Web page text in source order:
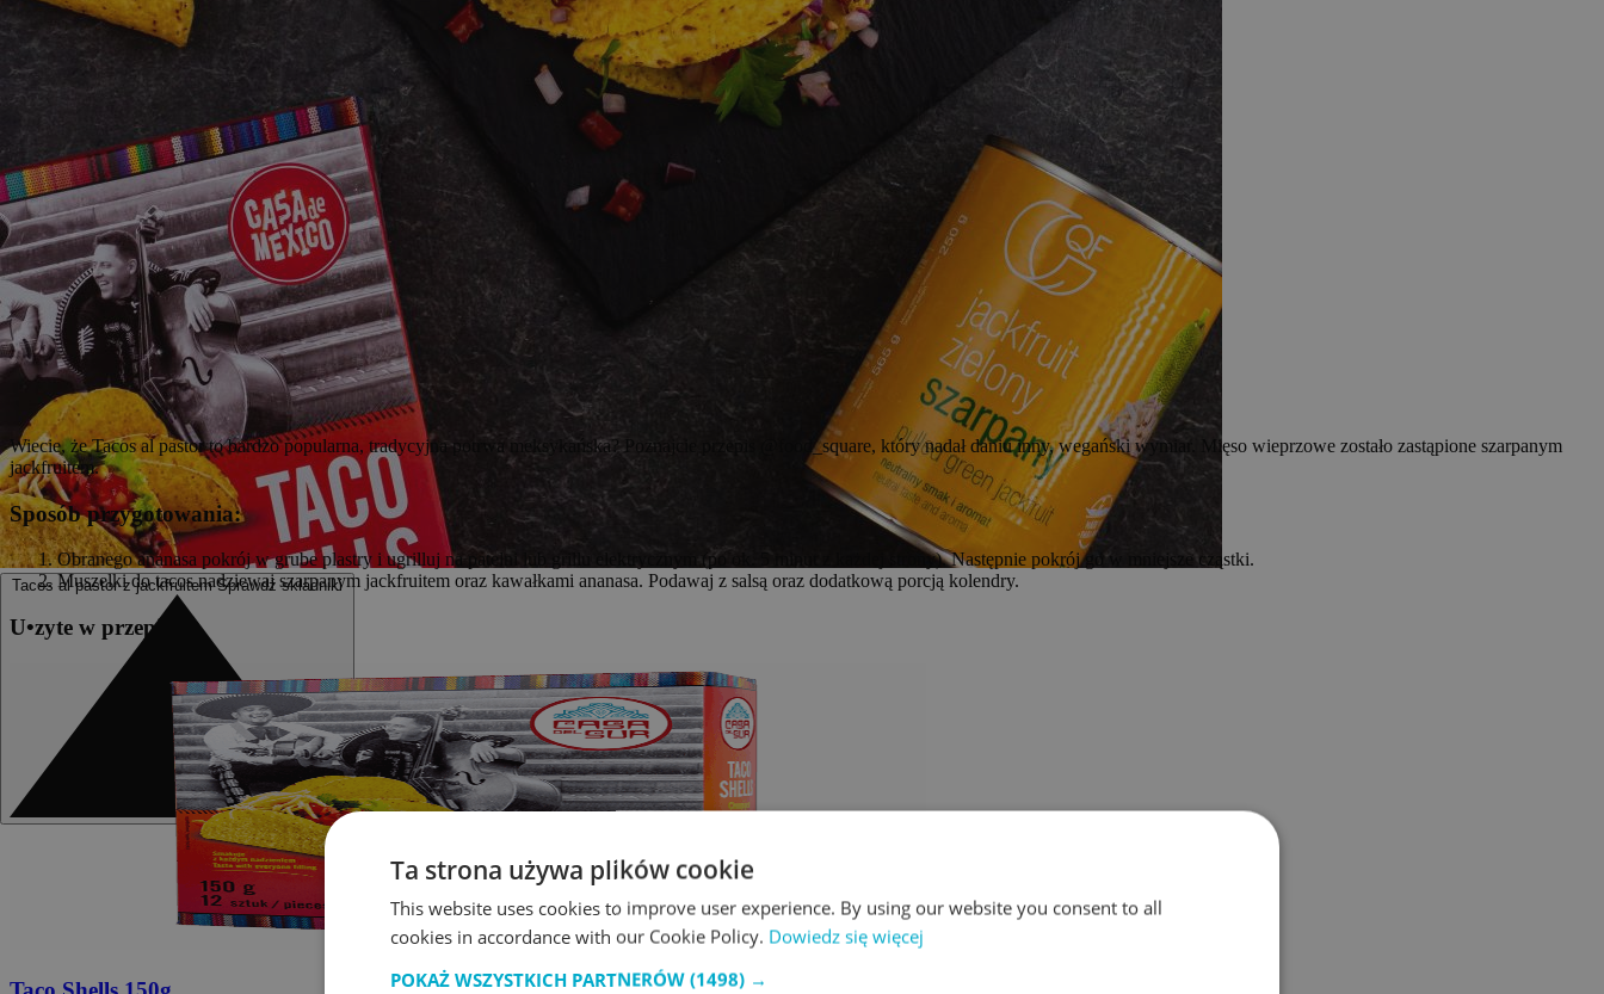
Tacos al pastor z jackfruitem Sprawdź składniki
Wiecie, że Tacos al pastor to bardzo popularna, tradycyjna potrwa meksykańska? Poznajcie przepis @food_square, który nadał daniu inny, wegański wymiar. Mięso wieprzowe zostało zastąpione szarpanym
jackfruitem.
Sposób przygotowania:
Obranego ananasa pokrój w grube plastry i ugrilluj na patelni lub grillu elektrycznym (po ok. 5 minut z każdej strony). Następnie pokrój go w mniejsze cząstki.
Muszelki do tacos nadziewaj szarpanym jackfruitem oraz kawałkami ananasa. Podawaj z salsą oraz dodatkową porcją kolendry.
U•zyte w przepisie
Ta strona używa plików cookie
This website uses cookies to improve user experience. By using our website you consent to all
cookies in accordance with our Cookie Policy. Dowiedz się więcej
POKAŻ WSZYSTKICH PARTNERÓW (1498) →